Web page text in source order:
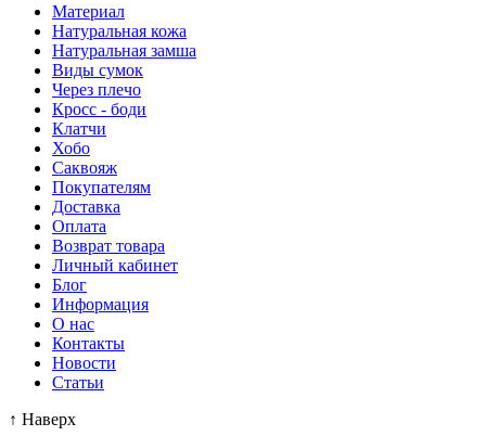
Материал
Натуральная кожа
Натуральная замша
Виды сумок
Через плечо
Кросс - боди
Клатчи
Хобо
Саквояж
Покупателям
Доставка
Оплата
Возврат товара
Личный кабинет
Блог
Информация
О нас
Контакты
Новости
Статьи
↑ Наверх